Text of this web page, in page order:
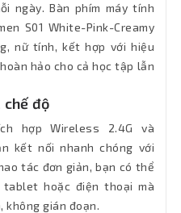
x 32mm
ngày. Bàn phím máy tính
S01 White-Pink-Creamy
nữ tính, kết hợp với hiệu
hảo cho cả học tập lẫn
độ
hợp Wireless 2.4G và
kết nối nhanh chóng với
tác đơn giản, bạn có thể
hoặc điện thoại mà
không gián đoạn.